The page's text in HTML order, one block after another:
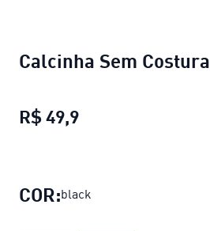
Calcinha Sem Costura
R$ 49,9
COR:black